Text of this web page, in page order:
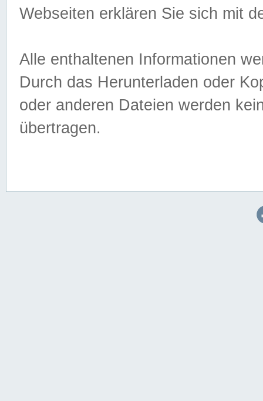
Webseiten erklären Sie sich mit
Alle enthaltenen Informationen
Durch das Herunterladen oder
oder anderen Dateien werden
übertragen.